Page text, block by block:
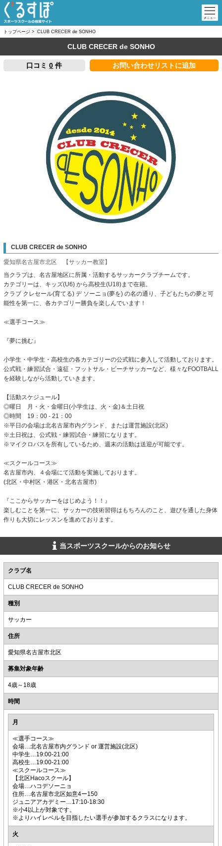
トップページ > CLUB CRECER de SONHO
CLUB CRECER de SONHO
口コミ0 件 お問い合わせリストに追加
CLUB CRECER de SONHO
愛知県名古屋市北区 【サッカー教室】
当クラブは、名古屋地区に所属・活動するサッカークラブチームです。
カテゴリーは、キッズ(U6) から高校生(U18)まで在籍。
クラブ クレセール(育てる) デ ソーニョ(夢を) の名の通り、子どもたちの夢と可
能性を第一に、各カテゴリー勝負を楽しんでいます！
≪選手コース≫
『夢に挑む』
小学生・中学生・高校生の各カテゴリーの公式戦に参入して活動しております。
公式戦・練習試合・遠征・フットサル・ビーチサッカーなど、様々なFOOTBALL
を経験しながら活動していきます。
【活動スケジュール】
◎曜日 月・火・金曜日(小学生は、火・金)＆土日祝
◎時間 19：00 - 21：00
※平日の会場は北名古屋市内グランド、または運営施設(北区)
※土日祝は、公式戦・練習試合・練習になります。
※マイクロバスを所有しているため、週末の活動は送迎が可能です。
≪スクールコース≫
名古屋市内、４会場にて活動を実施しております。
(北区・中村区・港区・北名古屋市)
『ここからサッカーをはじめよう！！』
楽しむことを第一に、サッカーの技術習得はもちろんのこと、遊びを通した身体
作りも大切にレッスンを進めております。
当スポーツスクールからのお知らせ
クラブ名
CLUB CRECER de SONHO
種別
サッカー
住所
愛知県名古屋市北区
募集対象年齢
4歳～18歳
時間
月
≪選手コース≫
会場…北名古屋市内グランド or 運営施設(北区)
中学生…19:00-21:00
高校生…19:00-21:00
≪スクールコース≫
【北区Hacoスクール】
会場…ハコデソーニョ
住所…名古屋市北区如意4ー150
ジュニアアカデミー…17:10-18:30
※小4以上が対象です。
※よりハイレベルを目指したい選手が参加するクラスになります。
火